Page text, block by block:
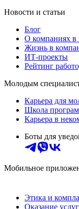
Новости и статьи
Блог
О компаниях в
Жизнь в
ИТ-проекты
Рейтинг
Молодым
Карьера для
Школа
Карьера в
Боты для
Мобильное
Этика и
Оказание услуг